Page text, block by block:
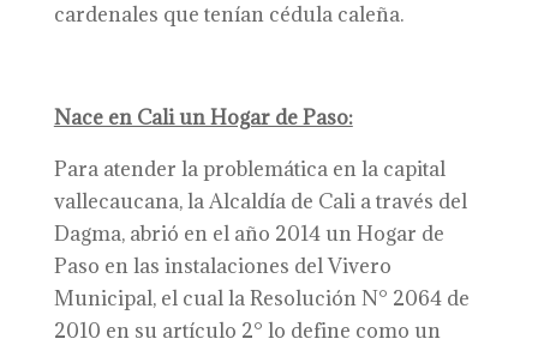
cardenales que tenían cédula caleña.
Nace en Cali un Hogar de Paso:
Para atender la problemática en la capital
vallecaucana, la Alcaldía de Cali a través del
Dagma, abrió en el año 2014 un Hogar de
Paso en las instalaciones del Vivero
Municipal, el cual la Resolución N° 2064 de
2010 en su artículo 2° lo define como un